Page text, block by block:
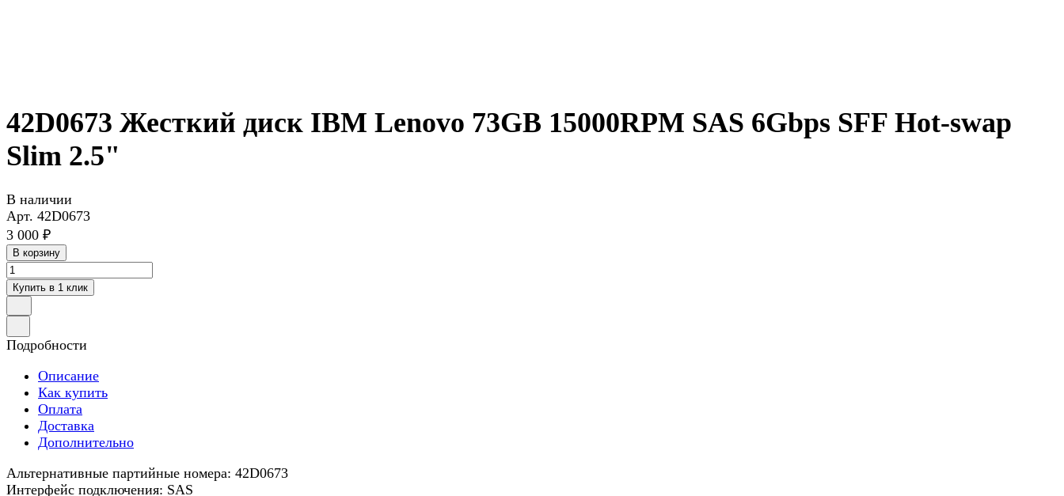
42D0673 Жесткий диск IBM Lenovo 73GB 15000RPM SAS 6Gbps SFF Hot-swap
Slim 2.5"
В наличии
Арт. 42D0673
3 000 ₽
В корзину
Купить в 1 клик
Подробности
Описание
Как купить
Оплата
Доставка
Дополнительно
Альтернативные партийные номера: 42D0673
Интерфейс подключения: SAS